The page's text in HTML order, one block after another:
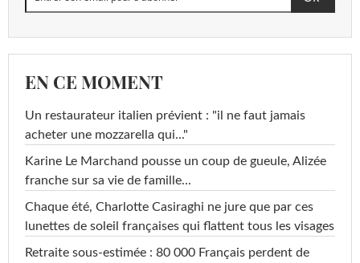
EN CE MOMENT
Un restaurateur italien prévient : "il ne faut jamais
acheter une mozzarella qui..."
Karine Le Marchand pousse un coup de gueule, Alizée
franche sur sa vie de famille...
Chaque été, Charlotte Casiraghi ne jure que par ces
lunettes de soleil françaises qui flattent tous les visages
Retraite sous-estimée : 80 000 Français perdent de